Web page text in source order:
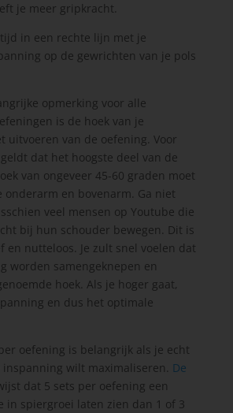
je meer gripkracht.
in een rechte lijn met je
op de gewrichten van je pols
opmerking voor alle
is de hoek van je
uitvoeren van de oefening. Voor
dat het hoogste deel van de
van ongeveer 45-60 graden moet
onderarm en bovenarm. Ga niet
veel mensen op Youtube die
bij hun schouder bewegen. Dit is
en nutteloos. Je zult snel voelen dat
worden samengeknepen en
hoek. Als je hoger gaat,
en dus het optimale
oefening is belangrijk als je echt
inspanning wilt maximaliseren. De
dat 5 sets per oefening een
in spiergroei laten zien dan 1 of 3